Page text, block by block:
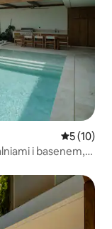
Średnia
5 (10)
i basenem,